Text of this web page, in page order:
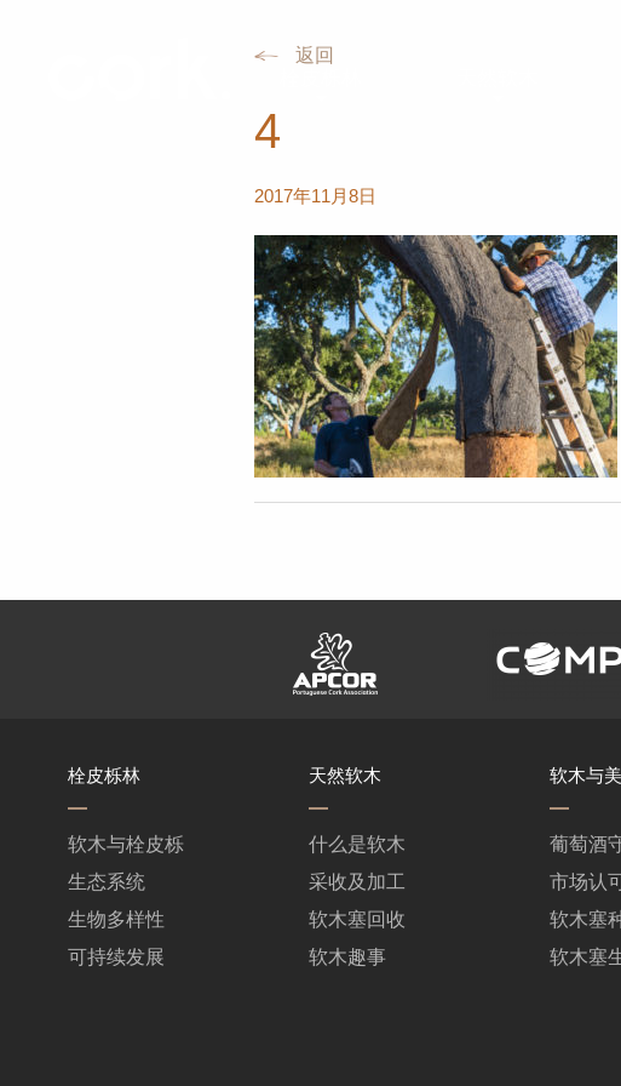
返回
4
2017年11月8日
栓皮栎林
软木与栓皮栎
生态系统
生物多样性
可持续发展
天然软木
什么是软木
采收及加工
软木塞回收
软木趣事
软木与
葡萄酒
市场认
软木塞
软木塞